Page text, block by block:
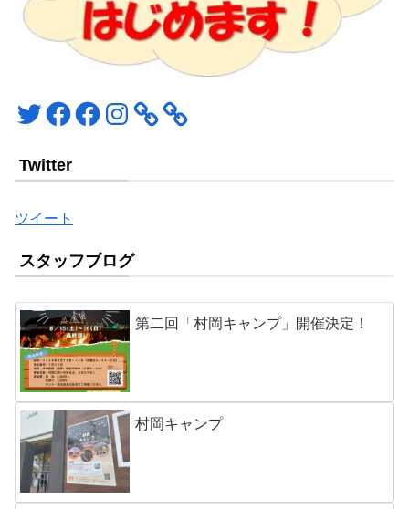
TwitterFacebookFacebookInstagram
Twitter
ツイート
スタッフブログ
第二回「村岡キャンプ」開催決定！
村岡キャンプ